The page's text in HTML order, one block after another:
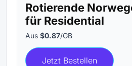
Rotierende
für Residential
Aus $0.87/GB
Jetzt Bestellen